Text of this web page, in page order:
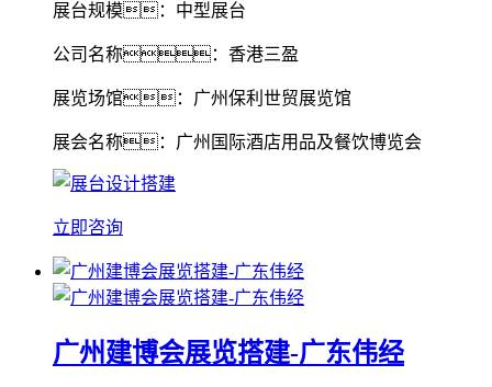
展台规模：中型展台
公司名称：香港三盈
展览场馆：广州保利世贸展览馆
展会名称：广州国际酒店用品及餐饮博览会
立即咨询
广州建博会展览搭建-广东伟经